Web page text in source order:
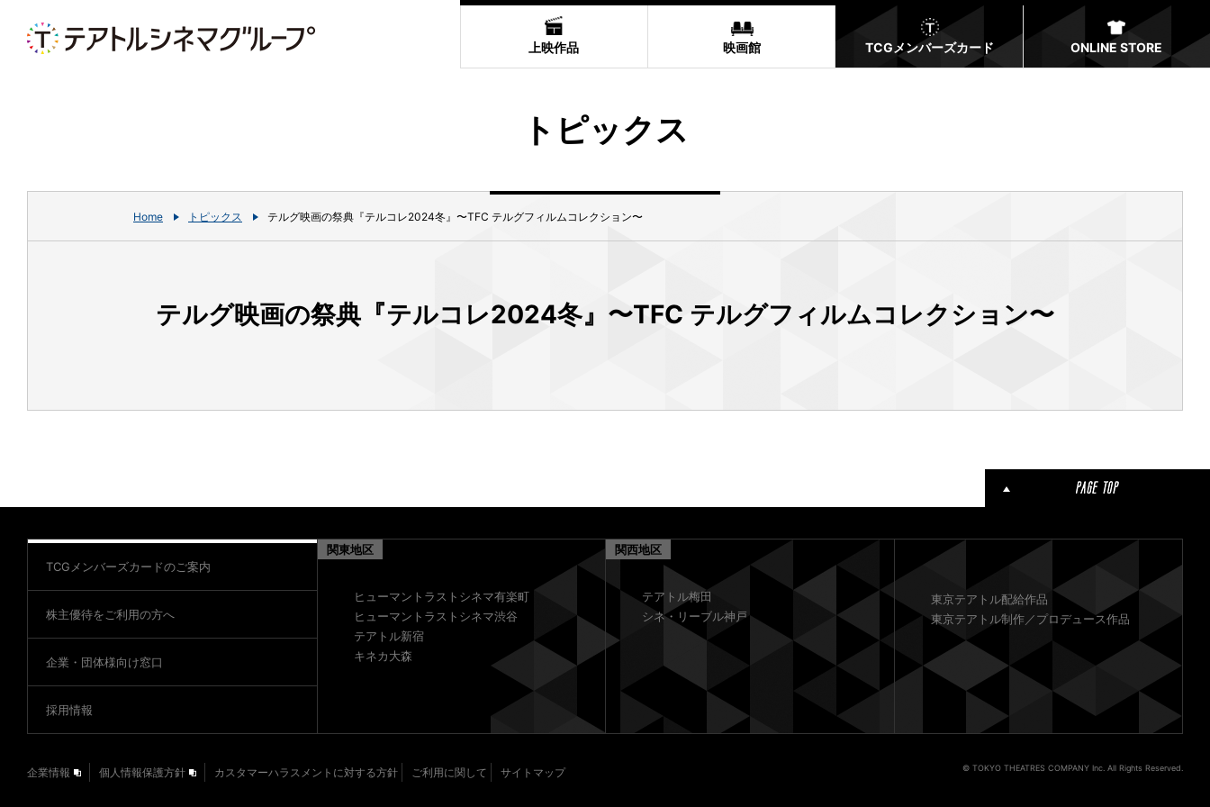
上映作品 映画館 TCGメンバーズカード ONLINE STORE
トピックス
Home トピックス テルグ映画の祭典『テルコレ2024冬』〜TFC テルグフィルムコレクション〜
テルグ映画の祭典『テルコレ2024冬』〜TFC テルグフィルムコレクション〜
TCGメンバーズカードのご案内
株主優待をご利用の方へ
企業・団体様向け窓口
採用情報
関東地区
ヒューマントラストシネマ有楽町
ヒューマントラストシネマ渋谷
テアトル新宿
キネカ大森
関西地区
テアトル梅田
シネ・リーブル神戸
東京テアトル配給作品
東京テアトル制作／プロデュース作品
企業情報 個人情報保護方針 カスタマーハラスメントに対する方針 ご利用に関して サイトマップ © TOKYO THEATRES COMPANY Inc. All Rights Reserved.